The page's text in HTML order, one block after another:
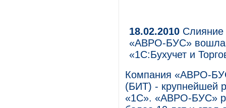
18.02.2010 Слияние
«АВРО-БУС» вошла
«1С:Бухучет и
Компания «АВРО-
(БИТ) - крупнейшей
«1С». «АВРО-БУС»